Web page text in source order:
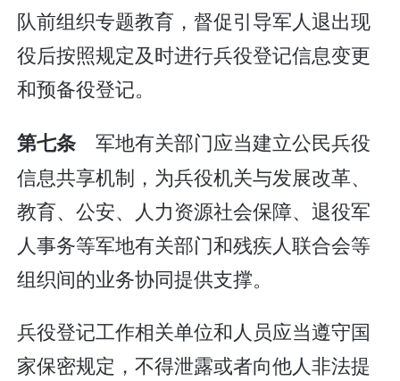
队前组织专题教育，督促引导军人退出现
役后按照规定及时进行兵役登记信息变更
和预备役登记。
第七条军地有关部门应当建立公民兵役
信息共享机制，为兵役机关与发展改革、
教育、公安、人力资源社会保障、退役军
人事务等军地有关部门和残疾人联合会等
组织间的业务协同提供支撑。
兵役登记工作相关单位和人员应当遵守国
家保密规定，不得泄露或者向他人非法提